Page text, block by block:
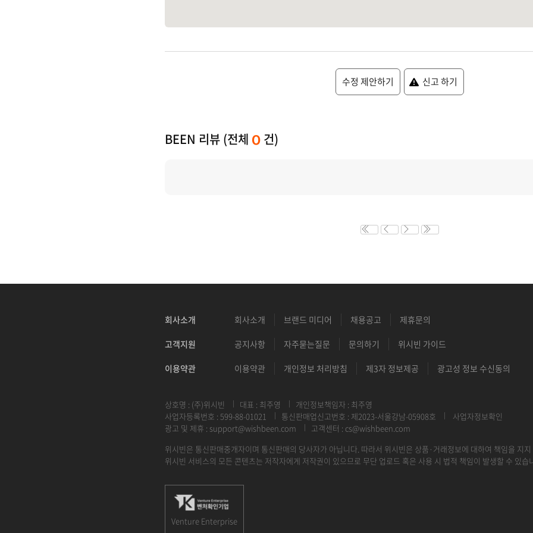
수정 제안하기 신고 하기
BEEN 리뷰 (전체 0 건)
회사소개 회사소개 브랜드 미디어 채용공고 제휴문의
고객지원 공지사항 자주묻는질문 문의하기 위시빈 가이드
이용약관 이용약관 개인정보 처리방침 제3자 정보제공 광고성 정보 수신동의
상호명 : (주)위시빈 대표 : 최주영
개인정보책임자 : 최주영
사업자등록번호 : 599-88-01021
통신판매업신고번호 : 제2023-서울강남-05908호
사업자정보확인
광고 및 제휴 : support@wishbeen.com
고객센터 : cs@wishbeen.com
위시빈은 통신판매중개자이며 통신판매의 당사자가 아닙니다. 따라서 위시빈은 상품·거래정보에 대하여 책임을 지
위시빈 서비스의 모든 콘텐츠는 저작자에게 저작권이 있으므로 무단 업로드 혹은 사용 시 법적 책임이 발생할 수 있습
Venture Enterprise